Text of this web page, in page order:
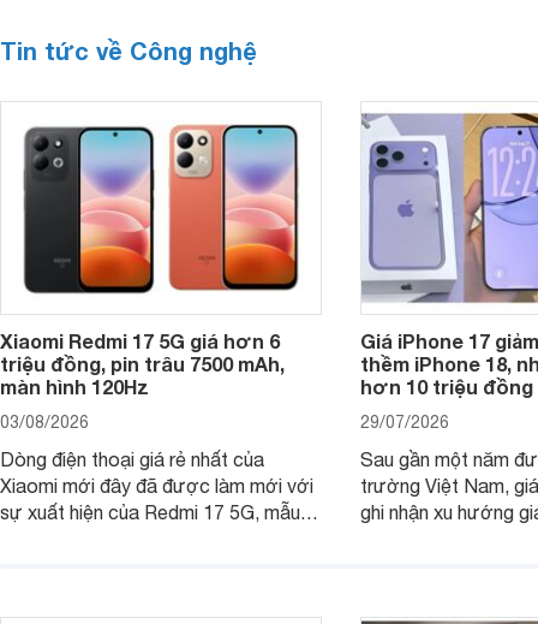
Tin tức về Công nghệ
Xiaomi Redmi 17 5G giá hơn 6
triệu đồng, pin trâu 7500 mAh,
màn hình 120Hz
03/08/2026
Dòng điện thoại giá rẻ nhất của
Xiaomi mới đây đã được làm mới với
sự xuất hiện của Redmi 17 5G, mẫu
Giá iPhone 17
thềm iPhone 18,
hơn 10 triệu đồng
29/07/2026
Sau gần một năm
trường Việt Nam,
ghi nhận xu hướng